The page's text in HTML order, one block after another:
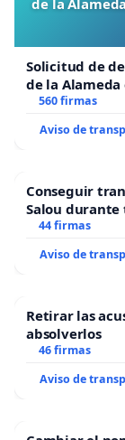
Solicitud de
de la
“Mazinger”
560 firmas
Aviso de
Conseguir
Salou durante
44 firmas
Aviso de
Retirar las
absolverlos
46 firmas
Aviso de